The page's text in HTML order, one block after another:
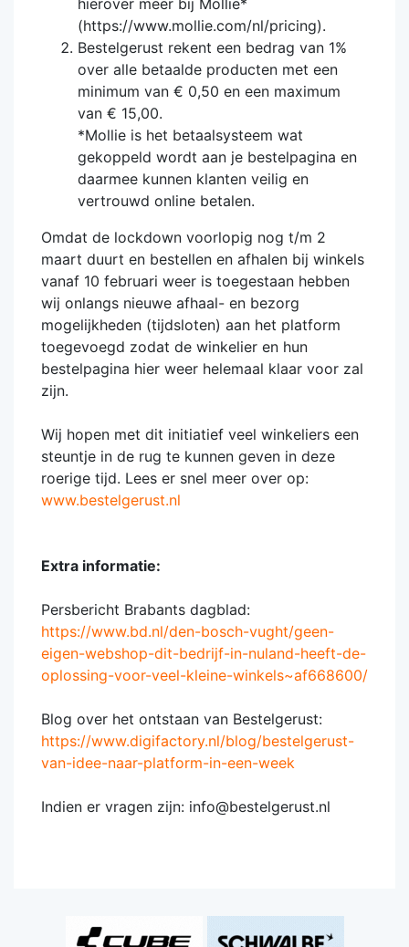
(https://www.mollie.com/nl/pricing).
Bestelgerust rekent een bedrag van 1%
over alle betaalde producten met een
minimum van € 0,50 en een maximum
van € 15,00.
*Mollie is het betaalsysteem wat
gekoppeld wordt aan je bestelpagina en
daarmee kunnen klanten veilig en
vertrouwd online betalen.
Omdat de lockdown voorlopig nog t/m 2
maart duurt en bestellen en afhalen bij winkels
vanaf 10 februari weer is toegestaan hebben
wij onlangs nieuwe afhaal- en bezorg
mogelijkheden (tijdsloten) aan het platform
toegevoegd zodat de winkelier en hun
bestelpagina hier weer helemaal klaar voor zal
zijn.
Wij hopen met dit initiatief veel winkeliers een
steuntje in de rug te kunnen geven in deze
roerige tijd. Lees er snel meer over op:
www.bestelgerust.nl
Extra informatie:
Persbericht Brabants dagblad:
https://www.bd.nl/den-bosch-vught/geen-
eigen-webshop-dit-bedrijf-in-nuland-heeft-de-
oplossing-voor-veel-kleine-winkels~af668600/
Blog over het ontstaan van Bestelgerust:
https://www.digifactory.nl/blog/bestelgerust-
van-idee-naar-platform-in-een-week
Indien er vragen zijn: info@bestelgerust.nl